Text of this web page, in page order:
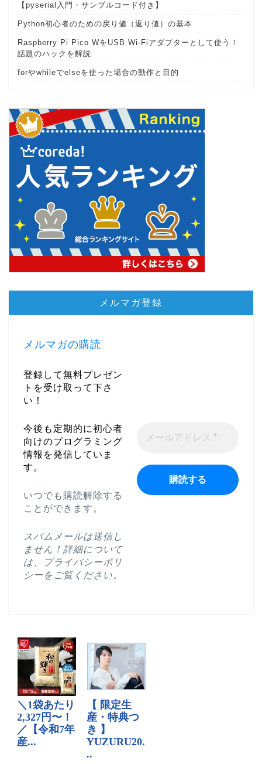
【pyserial入門・サンプルコード付き】
Python初心者のための戻り値（返り値）の基本
Raspberry Pi Pico WをUSB Wi-Fiアダプターとして使う！
話題のハックを解説
forやwhileでelseを使った場合の動作と目的
メルマガ登録
メルマガの購読
登録して無料プレゼン
トを受け取って下さ
い！
今後も定期的に初心者
向けのプログラミング
情報を発信していま
す。
いつでも購読解除する
ことができます。
スパムメールは送信し
ません！詳細について
は、
プライバシーポリ
シーをご覧ください。